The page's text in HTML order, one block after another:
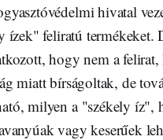
hivatal
ízek" feliratú termékeket.
hogy nem a felirat,
miatt bírságoltak, de
milyen a "székely íz",
vagy keserűek